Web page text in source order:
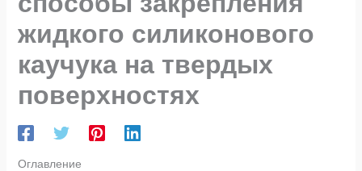
жидкого силиконового
каучука на твердых
поверхностях
Оглавление